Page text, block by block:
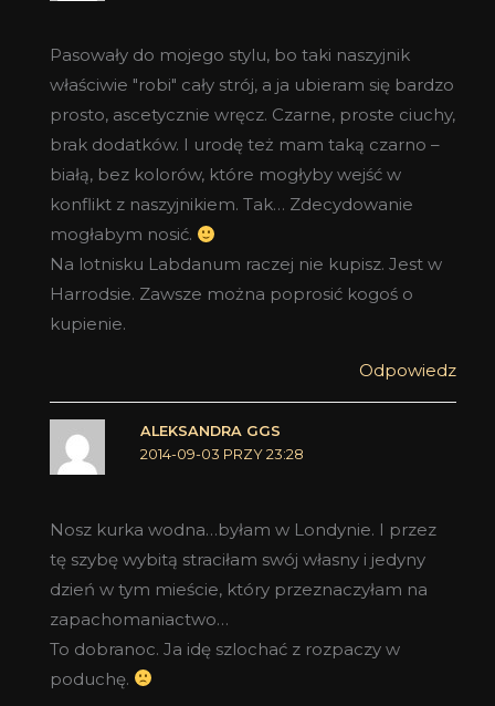
Pasowały do mojego stylu, bo taki naszyjnik
właściwie "robi" cały strój, a ja ubieram się bardzo
prosto, ascetycznie wręcz. Czarne, proste ciuchy,
brak dodatków. I urodę też mam taką czarno –
białą, bez kolorów, które mogłyby wejść w
konflikt z naszyjnikiem. Tak… Zdecydowanie
mogłabym nosić.
Na lotnisku Labdanum raczej nie kupisz. Jest w
Harrodsie. Zawsze można poprosić kogoś o
kupienie.
Odpowiedz
ALEKSANDRA GGS
2014-09-03 PRZY 23:28
Nosz kurka wodna…byłam w Londynie. I przez
tę szybę wybitą straciłam swój własny i jedyny
dzień w tym mieście, który przeznaczyłam na
zapachomaniactwo…
To dobranoc. Ja idę szlochać z rozpaczy w
poduchę.